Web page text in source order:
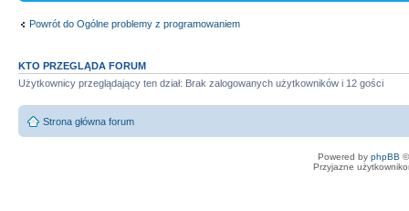
Powrót do Ogólne problemy z programowaniem
KTO PRZEGLĄDA FORUM
Użytkownicy przeglądający ten dział: Brak zalogowanych użytkowników i 12 gości
Strona główna forum
Powered by phpBB
Przyjazne